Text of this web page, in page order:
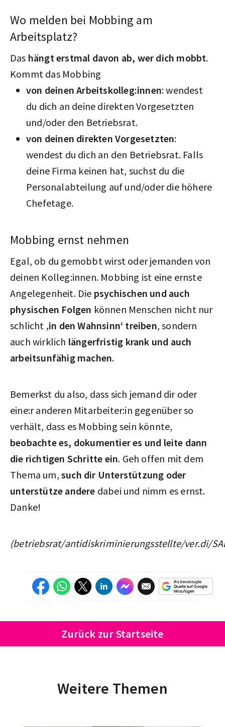
Wo melden bei Mobbing am
Arbeitsplatz?
Das hängt erstmal davon ab, wer dich mobbt.
Kommt das Mobbing
von deinen Arbeitskolleg:innen: wendest
du dich an deine direkten Vorgesetzten
und/oder den Betriebsrat.
von deinen direkten Vorgesetzten:
wendest du dich an den Betriebsrat. Falls
deine Firma keinen hat, suchst du die
Personalabteilung auf und/oder die höhere
Chefetage.
Mobbing ernst nehmen
Egal, ob du gemobbt wirst oder jemanden von
deinen Kolleg:innen. Mobbing ist eine ernste
Angelegenheit. Die psychischen und auch
physischen Folgen können Menschen nicht nur
schlicht ‚in den Wahnsinn‘ treiben, sondern
auch wirklich längerfristig krank und auch
arbeitsunfähig machen.
Bemerkst du also, dass sich jemand dir oder
eine:r anderen Mitarbeiter:in gegenüber so
verhält, dass es Mobbing sein könnte,
beobachte es, dokumentier es und leite dann
die richtigen Schritte ein. Geh offen mit dem
Thema um, such dir Unterstützung oder
unterstütze andere dabei und nimm es ernst.
Danke!
(betriebsrat/antidiskriminierungsstellte/ver.di/
Zurück zur Startseite
Weitere Themen